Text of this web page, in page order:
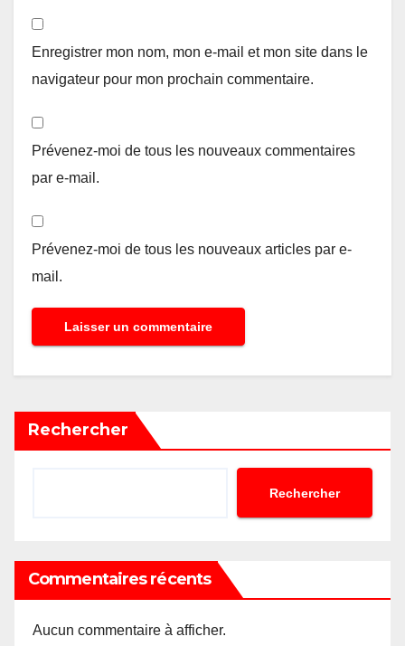
Enregistrer mon nom, mon e-mail et mon site dans le
navigateur pour mon prochain commentaire.
Prévenez-moi de tous les nouveaux commentaires
par e-mail.
Prévenez-moi de tous les nouveaux articles par e-
mail.
Rechercher
Rechercher
Commentaires récents
Aucun commentaire à afficher.